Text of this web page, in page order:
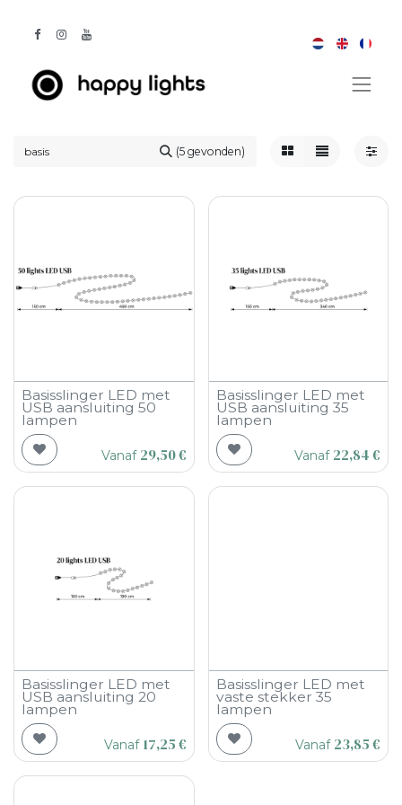
(5 gevonden)
Basisslinger LED met
USB aansluiting 50
lampen
Vanaf 29,50€
Basisslinger LED met
USB aansluiting 35
lampen
Vanaf 22,84€
Basisslinger LED met
USB aansluiting 20
lampen
Vanaf 17,25€
Basisslinger LED met
vaste stekker 35
lampen
Vanaf 23,85€